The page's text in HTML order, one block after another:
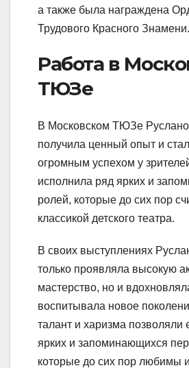
а также была награждена
Трудового Красного Знамени.
Работа в
ТЮЗе
В Московском ТЮЗе
получила ценный опыт и
огромным успехом у
исполнила ряд ярких и
ролей, которые до сих пор
классикой детского театра.
В своих выступлениях
только проявляла высокую
мастерство, но и
воспитывала новое
талант и харизма позволяли
ярких и запоминающихся
которые до сих пор любимы